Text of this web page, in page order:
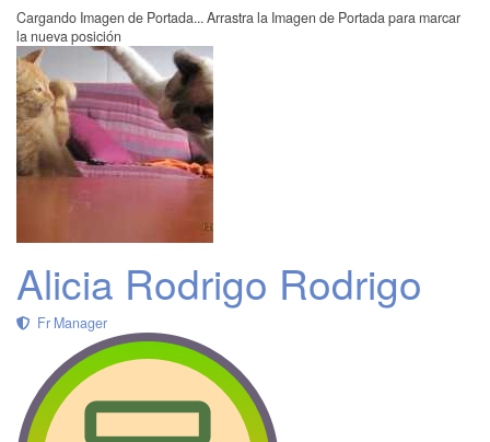
Cargando Imagen de Portada... Arrastra la Imagen de Portada para marcar
la nueva posición
Alicia Rodrigo Rodrigo
Fr Manager